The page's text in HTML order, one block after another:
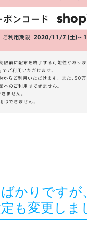
かりです
も変更しま